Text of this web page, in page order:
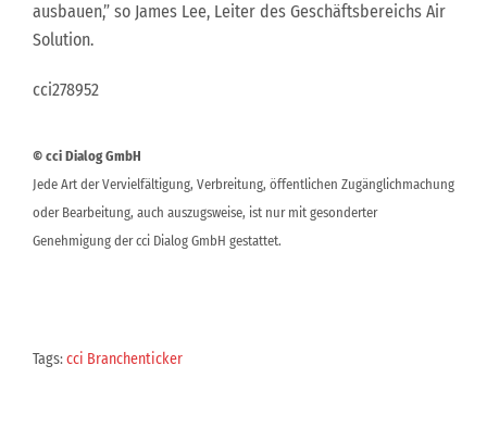
ausbauen,” so James Lee, Leiter des Geschäftsbereichs Air
Solution.
cci278952
© cci Dialog GmbH
Jede Art der Vervielfältigung, Verbreitung, öffentlichen Zugänglichmachung
oder Bearbeitung, auch auszugsweise, ist nur mit gesonderter
Genehmigung der cci Dialog GmbH gestattet.
Tags:cci Branchenticker